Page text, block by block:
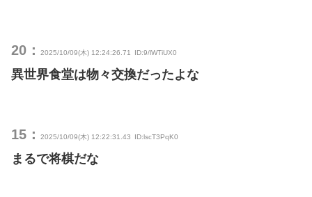
20： 2025/10/09(木) 12:24:26.71 ID:9/lWTiUX0
異世界食堂は物々交換だったよな
15： 2025/10/09(木) 12:22:31.43 ID:lscT3PqK0
まるで将棋だな